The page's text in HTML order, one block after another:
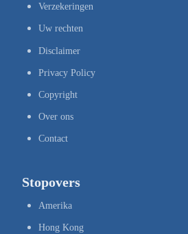
Verzekeringen
Uw rechten
Disclaimer
Privacy Policy
Copyright
Over ons
Contact
Stopovers
Amerika
Hong Kong